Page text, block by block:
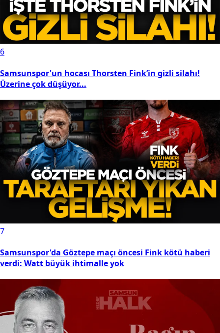
6
Samsunspor'un hocası Thorsten Fink’in gizli silahı!
Üzerine çok düşüyor...
7
Samsunspor'da Göztepe maçı öncesi Fink kötü haberi
verdi: Watt büyük ihtimalle yok